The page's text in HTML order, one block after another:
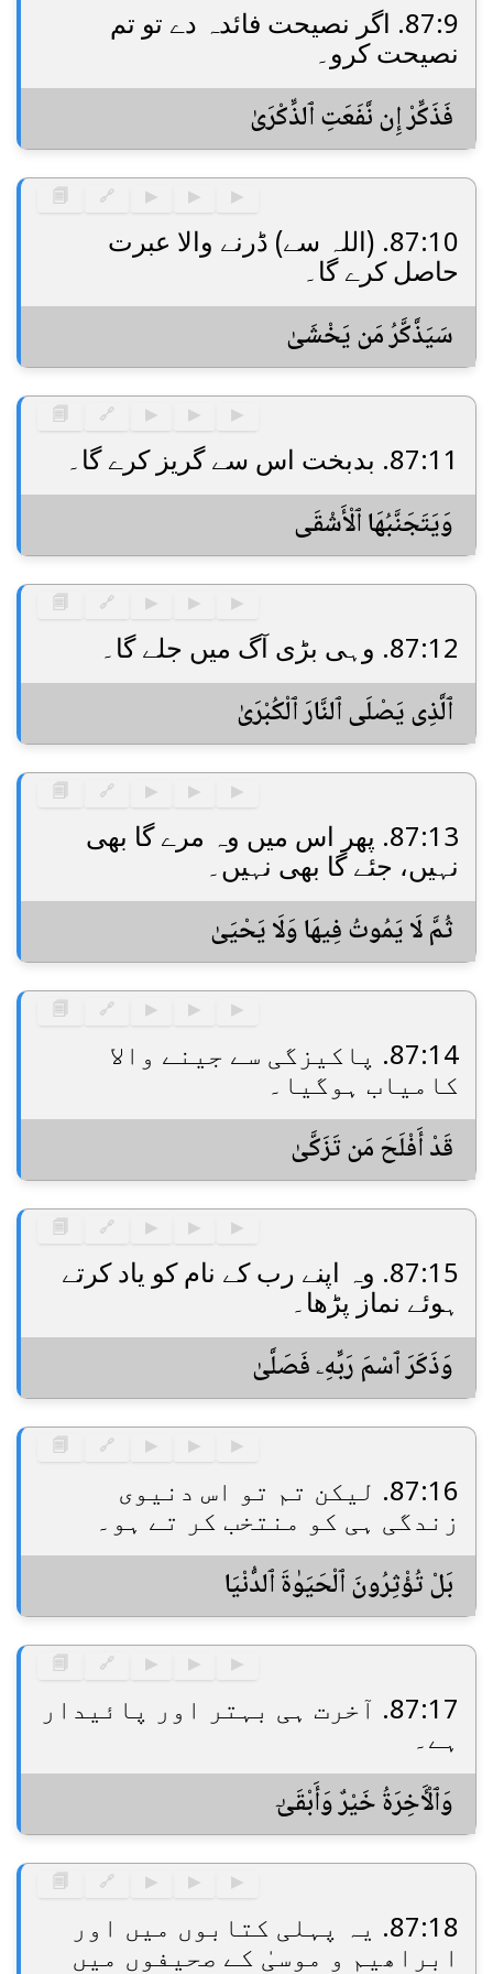
87:9. اگر نصیحت فائدہ دے تو تم
نصیحت کرو۔
فَذَكِّرْ إِن نَّفَعَتِ ٱلذِّكْرَىٰ
▶
▶
▶
🔗
🗐
87:10. (اللہ سے) ڈرنے والا عبرت
حاصل کرے گا۔
سَيَذَّكَّرُ مَن يَخْشَىٰ
▶
▶
▶
🔗
🗐
87:11. بدبخت اس سے گریز کرے گا۔
وَيَتَجَنَّبُهَا ٱلْأَشْقَى
▶
▶
▶
🔗
🗐
87:12. وہی بڑی آگ میں جلے گا۔
ٱلَّذِى يَصْلَى ٱلنَّارَ ٱلْكُبْرَىٰ
▶
▶
▶
🔗
🗐
87:13. پھر اس میں وہ مرے گا بھی
نہیں، جئے گا بھی نہیں۔
ثُمَّ لَا يَمُوتُ فِيهَا وَلَا يَحْيَىٰ
▶
▶
▶
🔗
🗐
87:14. پاکیزگی سے جینے والا
کامیاب ہوگیا۔
قَدْ أَفْلَحَ مَن تَزَكَّىٰ
▶
▶
▶
🔗
🗐
87:15. وہ اپنے رب کے نام کو یاد کرتے
ہوئے نماز پڑھا۔
وَذَكَرَ ٱسْمَ رَبِّهِۦ فَصَلَّىٰ
▶
▶
▶
🔗
🗐
87:16. لیکن تم تو اس دنیوی
زندگی ہی کو منتخب کر تے ہو۔
بَلْ تُؤْثِرُونَ ٱلْحَيَوٰةَ ٱلدُّنْيَا
▶
▶
▶
🔗
🗐
87:17. آخرت ہی بہتر اور پائیدار
ہے۔
وَٱلْـَٔاخِرَةُ خَيْرٌ وَأَبْقَىٰٓ
▶
▶
▶
🔗
🗐
87:18. یہ پہلی کتابوں میں اور
ابراھیم و موسیٰ کے صحیفوں میں